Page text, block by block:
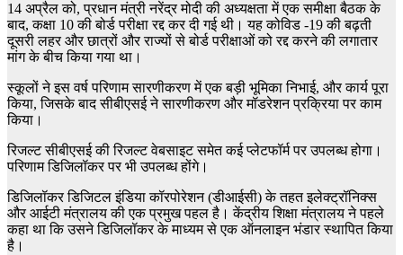
14 अप्रैल को, प्रधान मंत्री नरेंद्र मोदी की अध्यक्षता में एक समीक्षा बैठक के
बाद, कक्षा 10 की बोर्ड परीक्षा रद्द कर दी गई थी। यह कोविड -19 की बढ़ती
दूसरी लहर और छात्रों और राज्यों से बोर्ड परीक्षाओं को रद्द करने की लगातार
मांग के बीच किया गया था।
स्कूलों ने इस वर्ष परिणाम सारणीकरण में एक बड़ी भूमिका निभाई, और कार्य पूरा
किया, जिसके बाद सीबीएसई ने सारणीकरण और मॉडरेशन प्रक्रिया पर काम
किया।
रिजल्ट सीबीएसई की रिजल्ट वेबसाइट समेत कई प्लेटफॉर्म पर उपलब्ध होगा।
परिणाम डिजिलॉकर पर भी उपलब्ध होंगे।
डिजिलॉकर डिजिटल इंडिया कॉरपोरेशन (डीआईसी) के तहत इलेक्ट्रॉनिक्स
और आईटी मंत्रालय की एक प्रमुख पहल है। केंद्रीय शिक्षा मंत्रालय ने पहले
कहा था कि उसने डिजिलॉकर के माध्यम से एक ऑनलाइन भंडार स्थापित किया
है।